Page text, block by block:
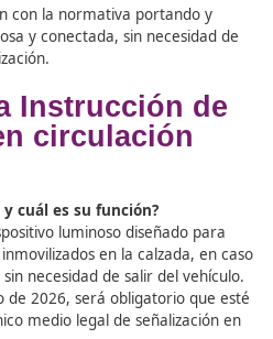
Ginebra no especifica normas
de vehículos
a los países exigir un
ser un triángulo o una
en otros países que
y utilizan triángulos de
equivalente conforme a
origen.
matriculados en España que